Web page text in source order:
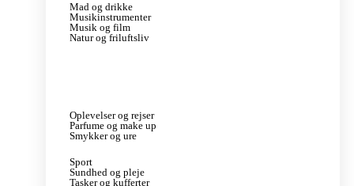
Mad og drikke
Musikinstrumenter
Musik og film
Natur og friluftsliv
Oplevelser og rejser
Parfume og make up
Smykker og ure
Sport
Sundhed og pleje
Tasker og kufferter